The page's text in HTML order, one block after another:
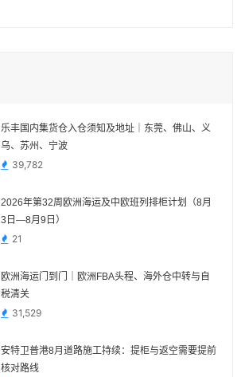
乐丰国内集货仓入仓须知及地址｜东莞、佛山、义
乌、苏州、宁波
39,782
2026年第32周欧洲海运及中欧班列排柜计划（8月
3日—8月9日）
21
欧洲海运门到门｜欧洲FBA头程、海外仓中转与自
税清关
31,529
安特卫普港8月道路施工持续：提柜与返空需要提前
核对路线